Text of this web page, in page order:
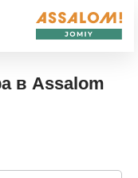
в Assalom